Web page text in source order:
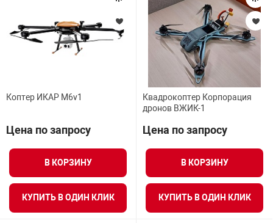
Коптер ИКАР M6v1
Цена по запросу
В КОРЗИНУ
КУПИТЬ В ОДИН КЛИК
Квадрокоптер Корпорация
дронов ВЖИК-1
Цена по запросу
В КОРЗИНУ
КУПИТЬ В ОДИН КЛИК